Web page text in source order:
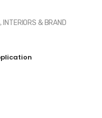
INTERIORS & BRAND